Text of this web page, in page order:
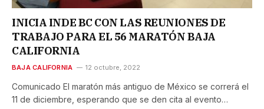
INICIA INDE BC CON LAS REUNIONES DE
TRABAJO PARA EL 56 MARATÓN BAJA
CALIFORNIA
BAJA CALIFORNIA 12 octubre, 2022
Comunicado El maratón más antiguo de México se correrá el
11 de diciembre, esperando que se den cita al evento…